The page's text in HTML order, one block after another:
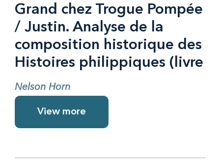
Grand chez Trogue Pompée
/ Justin. Analyse de la
composition historique des
Histoires philippiques (livre
Nelson Horn
View more